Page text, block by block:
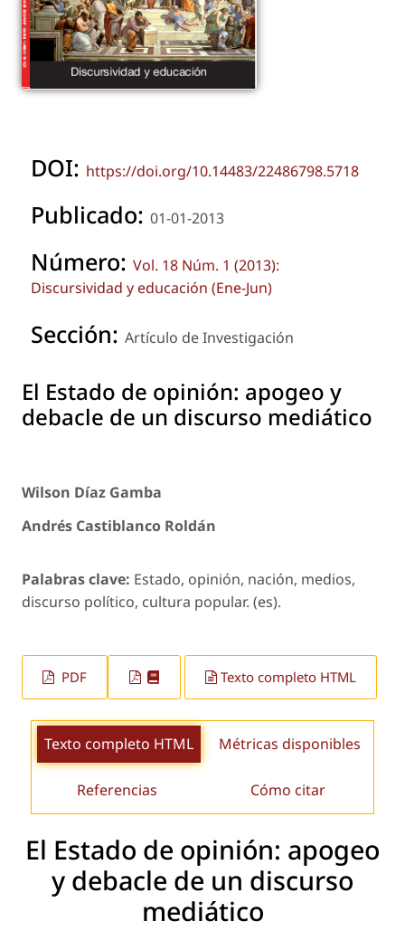
DOI: https://doi.org/10.14483/22486798.5718
Publicado: 01-01-2013
Número: Vol. 18 Núm. 1 (2013):
Discursividad y educación (Ene-Jun)
Sección: Artículo de Investigación
El Estado de opinión: apogeo y
debacle de un discurso mediático
Wilson Díaz Gamba
Andrés Castiblanco Roldán
Palabras clave: Estado, opinión, nación, medios,
discurso político, cultura popular. (es).
PDF Texto completo HTML
Texto completo HTML Métricas disponibles
Referencias Cómo citar
El Estado de opinión: apogeo
y debacle de un discurso
mediático